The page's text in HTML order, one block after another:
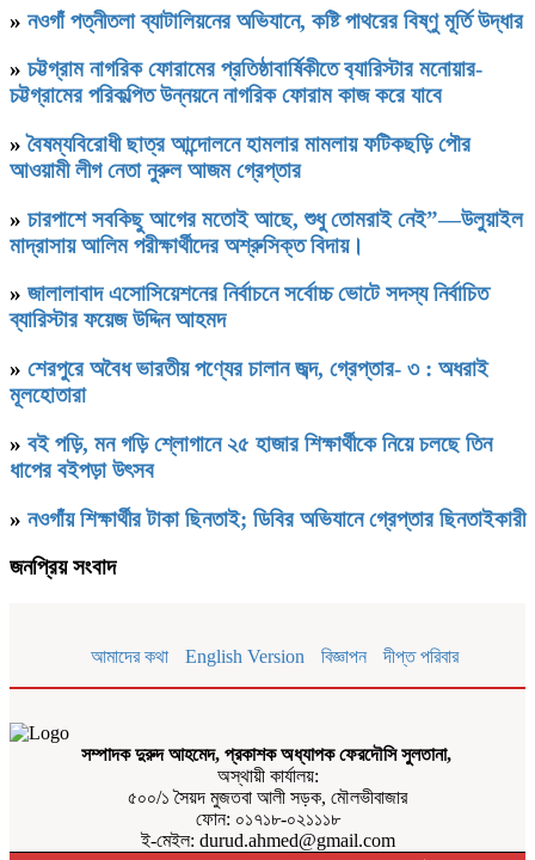
» নওগাঁ পত্নীতলা ব্যাটালিয়নের অভিযানে, কষ্টি পাথরের বিষ্ণু মূর্তি উদ্ধার
» চট্টগ্রাম নাগরিক ফোরামের প্রতিষ্ঠাবার্ষিকীতে ব‍্যারিস্টার মনোয়ার-
চট্টগ্রামের পরিকল্পিত উন্নয়নে নাগরিক ফোরাম কাজ করে যাবে
»বৈষম্যবিরোধী ছাত্র আন্দোলনে হামলার মামলায় ফটিকছড়ি পৌর
আওয়ামী লীগ নেতা নুরুল আজম গ্রেপ্তার
» চারপাশে সবকিছু আগের মতোই আছে, শুধু তোমরাই নেই”—উলুয়াইল
মাদ্রাসায় আলিম পরীক্ষার্থীদের অশ্রুসিক্ত বিদায়।
» জালালাবাদ এসোসিয়েশনের নির্বাচনে সর্বোচ্চ ভোটে সদস্য নির্বাচিত
ব্যারিস্টার ফয়েজ উদ্দিন আহমদ
» শেরপুরে অবৈধ ভারতীয় পণ্যের চালান জব্দ, গ্রেপ্তার- ৩ : অধরাই
মূলহোতারা
» বই পড়ি, মন গড়ি শ্লোগানে ২৫ হাজার শিক্ষার্থীকে নিয়ে চলছে তিন
ধাপের বইপড়া উৎসব
» নওগাঁয় শিক্ষার্থীর টাকা ছিনতাই; ডিবির অভিযানে গ্রেপ্তার ছিনতাইকারী
জনপ্রিয় সংবাদ
আমাদের কথা English Version বিজ্ঞাপন দীপ্ত পরিবার
সম্পাদক দুরুদ আহমেদ, প্রকাশক অধ্যাপক ফেরদৌসি সুলতানা,
অস্থায়ী কার্যালয়:
৫০০/১ সৈয়দ মুজতবা আলী সড়ক, মৌলভীবাজার
ফোন: ০১৭১৮-০২১১১৮
ই-মেইল: durud.ahmed@gmail.com